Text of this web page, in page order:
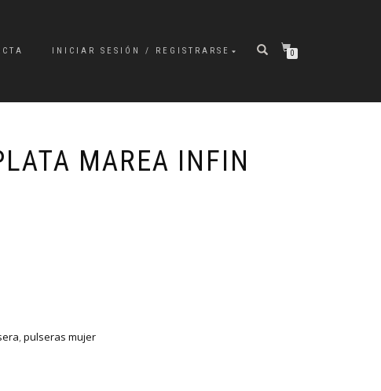
INICIAR SESIÓN / REGISTRARSE 0
MAREA INFIN
,pulseras mujer